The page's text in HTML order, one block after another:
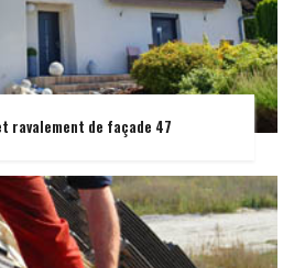
ravalement de façade 47